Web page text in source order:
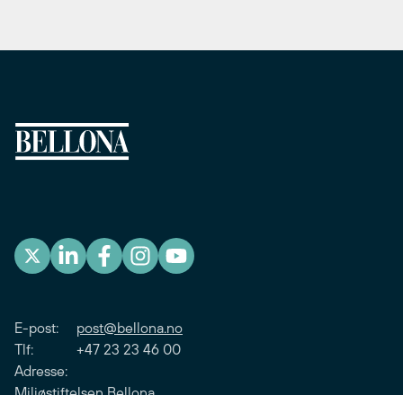
E-post: post@bellona.no
Tlf: +47 23 23 46 00
Adresse: